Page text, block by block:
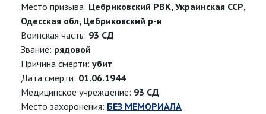
Место призыва: Цебриковский РВК, Украинская ССР,
Одесская обл, Цебриковский р-н
Воинская часть: 93 СД
Звание: рядовой
Причина смерти: убит
Дата смерти: 01.06.1944
Медицинское учреждение: 93 СД
Место захоронения: БЕЗ МЕМОРИАЛА